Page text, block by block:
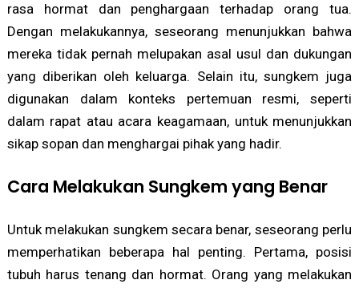
rasa hormat dan penghargaan terhadap orang tua.
Dengan melakukannya, seseorang menunjukkan bahwa
mereka tidak pernah melupakan asal usul dan dukungan
yang diberikan oleh keluarga. Selain itu, sungkem juga
digunakan dalam konteks pertemuan resmi, seperti
dalam rapat atau acara keagamaan, untuk menunjukkan
sikap sopan dan menghargai pihak yang hadir.
Cara Melakukan Sungkem yang Benar
Untuk melakukan sungkem secara benar, seseorang perlu
memperhatikan beberapa hal penting. Pertama, posisi
tubuh harus tenang dan hormat. Orang yang melakukan